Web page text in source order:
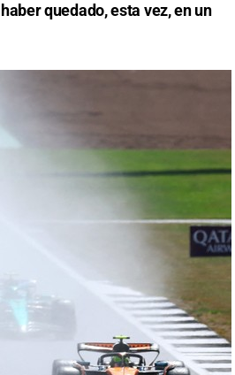
quedado, esta vez, en un